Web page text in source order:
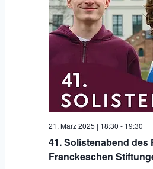
41. Solistenabend
Franckeschen
21. März 2025 | 18:30 - 19:30